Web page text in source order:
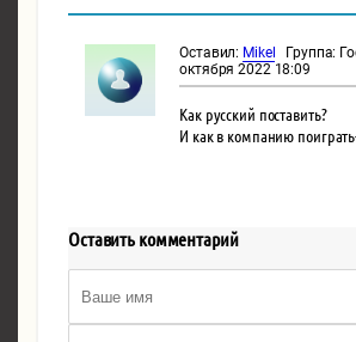
Оставил: Mikel
Группа:
октября 2022 18:09
Как русский поставить?
И как в компанию
Оставить комментарий